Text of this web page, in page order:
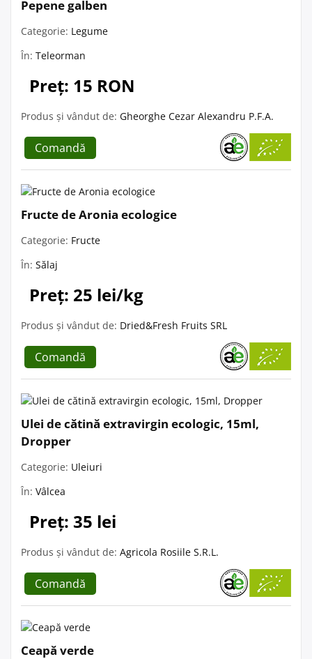
Pepene galben
Categorie: Legume
În: Teleorman
Preț: 15 RON
Produs și vândut de: Gheorghe Cezar Alexandru P.F.A.
Comandă
Fructe de Aronia ecologice
Categorie: Fructe
În: Sălaj
Preț: 25 lei/kg
Produs și vândut de: Dried&Fresh Fruits SRL
Comandă
Ulei de cătină extravirgin ecologic, 15ml,
Dropper
Categorie: Uleiuri
În: Vâlcea
Preț: 35 lei
Produs și vândut de: Agricola Rosiile S.R.L.
Comandă
Ceapă verde